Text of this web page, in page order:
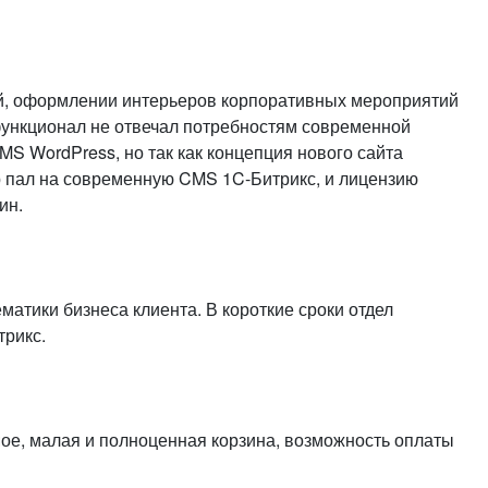
оформлении интерьеров корпоративных мероприятий
не отвечал потребностям современной
WordPress, но так как концепция нового сайта
на современную CMS 1C-Битрикс, и лицензию
бизнеса клиента. В короткие сроки отдел
малая и полноценная корзина, возможность оплаты